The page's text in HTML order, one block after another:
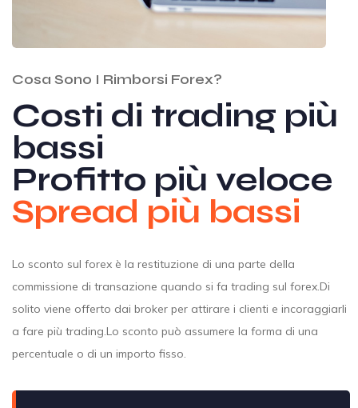
Cosa Sono I Rimborsi Forex?
Costi di trading più
bassi
Profitto più veloce
Spread più bassi
Lo sconto sul forex è la restituzione di una parte della
commissione di transazione quando si fa trading sul forex.Di
solito viene offerto dai broker per attirare i clienti e incoraggiarli
a fare più trading.Lo sconto può assumere la forma di una
percentuale o di un importo fisso.